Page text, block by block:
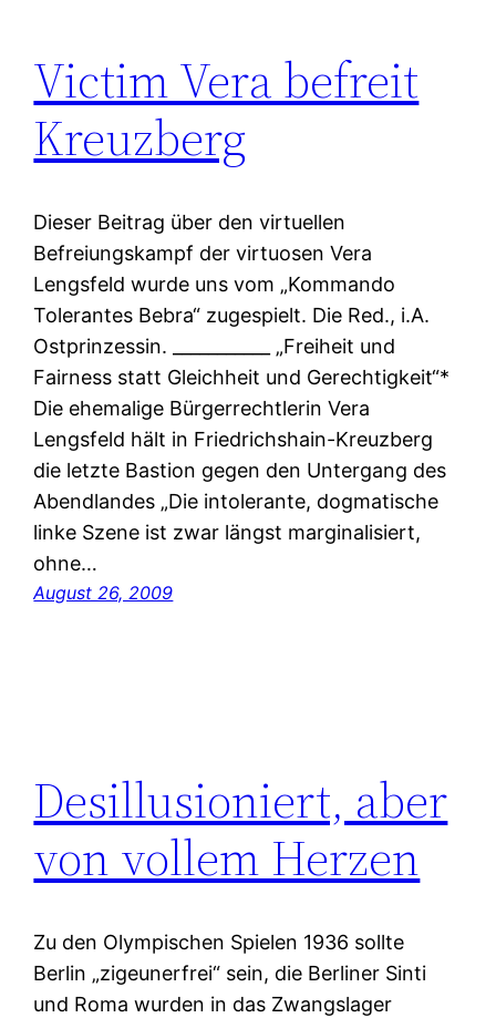
Victim Vera befreit
Kreuzberg
Dieser Beitrag über den virtuellen
Befreiungskampf der virtuosen Vera
Lengsfeld wurde uns vom „Kommando
Tolerantes Bebra“ zugespielt. Die Red., i.A.
Ostprinzessin. ___________ „Freiheit und
Fairness statt Gleichheit und Gerechtigkeit“*
Die ehemalige Bürgerrechtlerin Vera
Lengsfeld hält in Friedrichshain-Kreuzberg
die letzte Bastion gegen den Untergang des
Abendlandes „Die intolerante, dogmatische
linke Szene ist zwar längst marginalisiert,
ohne…
August 26, 2009
Desillusioniert, aber
von vollem Herzen
Zu den Olympischen Spielen 1936 sollte
Berlin „zigeunerfrei“ sein, die Berliner Sinti
und Roma wurden in das Zwangslager